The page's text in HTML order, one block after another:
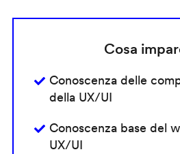
Cosa
Conoscenza delle
della UX/UI
Conoscenza base del
UX/UI